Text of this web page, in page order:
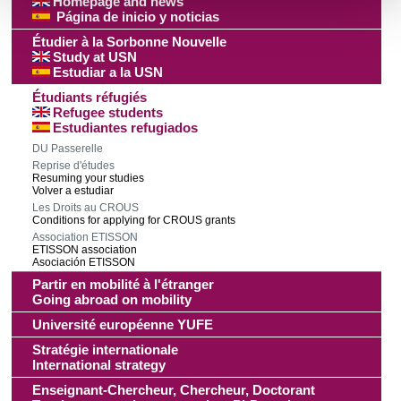
personnelles et définir vos préférences, reportez-vous à la
section « Détails ». Vous pouvez modifier ou retirer votre
consentement à tout moment à partir de la déclaration sur
les cookies.
Les cookies nous permettent de personnaliser le contenu
et les annonces, d'offrir des fonctionnalités relatives aux
médias sociaux et d'analyser notre trafic. Nous
partageons également des informations sur l'utilisation de
notre site avec nos partenaires de médias sociaux, de
publicité et d'analyse, qui peuvent combiner celles-ci avec
d'autres informations que vous leur avez fournies ou qu'ils
ont collectées lors de votre utilisation de leurs services.
Página de inicio y noticias
Étudier à la Sorbonne Nouvelle
Study at USN
Estudiar a la USN
Étudiants réfugiés
Refugee students
Estudiantes refugiados
DU Passerelle
Reprise d'études
Resuming your studies
Volver a estudiar
Les Droits au CROUS
Conditions for applying for CROUS grants
Association ETISSON
ETISSON association
Asociación ETISSON
Partir en mobilité à l'étranger
Going abroad on mobility
Université européenne YUFE
Stratégie internationale
International strategy
Enseignant-Chercheur, Chercheur, Doctorant